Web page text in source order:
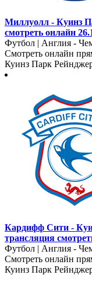
Миллуолл - Куинз
смотреть онлайн
Футбол | Англия -
Смотреть онлайн
Куинз Парк
Кардифф Сити -
трансляция
Футбол | Англия -
Смотреть онлайн
Куинз Парк